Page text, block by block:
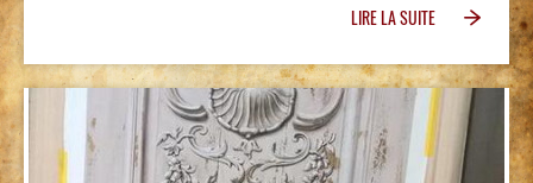
LIRE LA SUITE